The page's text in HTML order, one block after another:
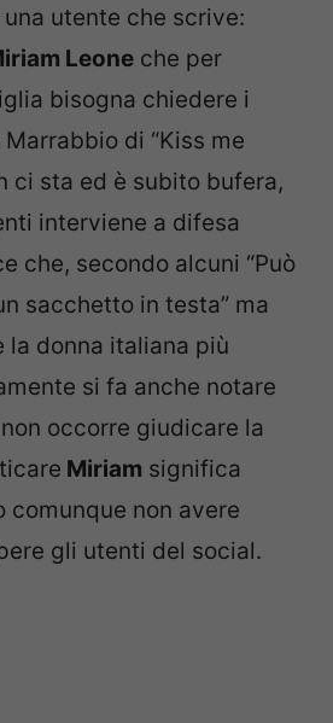
utente che scrive:
Leone che per
bisogna chiedere i
di “Kiss me
ci sta ed è subito bufera,
interviene a difesa
che, secondo alcuni “Può
sacchetto in testa” ma
la donna italiana più
si fa anche notare
occorre giudicare la
Miriam significa
comunque non avere
gli utenti del social.